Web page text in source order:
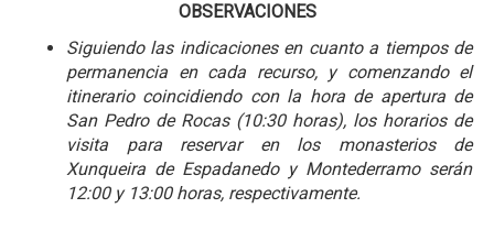
OBSERVACIONES
Siguiendo las indicaciones en cuanto a tiempos de
permanencia en cada recurso, y comenzando el
itinerario coincidiendo con la hora de apertura de
San Pedro de Rocas (10:30 horas), los horarios de
visita para reservar en los monasterios de
Xunqueira de Espadanedo y Montederramo serán
12:00 y 13:00 horas, respectivamente.